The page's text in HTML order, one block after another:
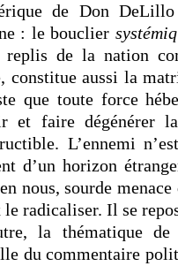
de Don
: le bouclier
de la nation
constitue aussi la
que toute force
et faire dégénérer
L’ennemi
d’un horizon
nous, sourde
radicaliser. Il se
la thématique
du commentaire